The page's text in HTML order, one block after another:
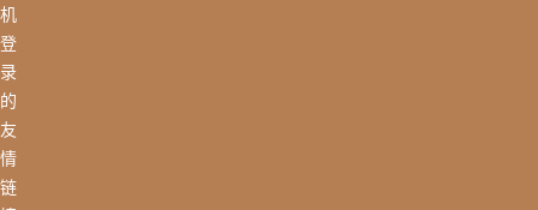
机
登
录
的
友
情
链